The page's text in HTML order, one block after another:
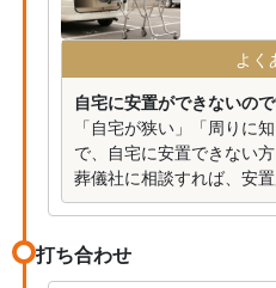
よく
自宅に安置ができないの
「自宅が狭い」「周りに
で、自宅に安置できない
葬儀社に相談すれば、安
打ち合わせ